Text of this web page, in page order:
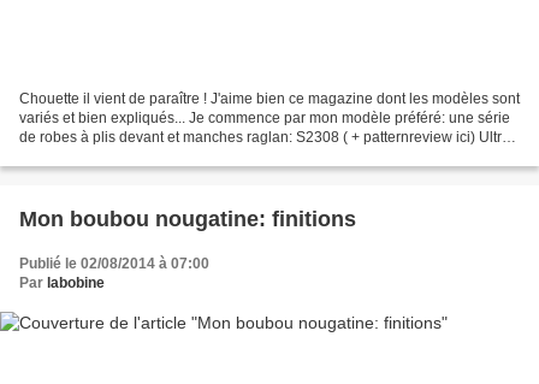
Chouette il vient de paraître ! J'aime bien ce magazine dont les modèles sont
variés et bien expliqués... Je commence par mon modèle préféré: une série
de robes à plis devant et manches raglan: S2308 ( + patternreview ici) Ultra-
Mon boubou nougatine: finitions
Publié le 02/08/2014 à 07:00
Par labobine